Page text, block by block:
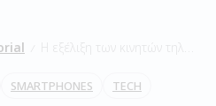
Η εξέλιξη των κινητών τηλεφώνων: Από τα πρώτα μοντέλα μέχρι σήμερα
SMARTPHONES TECH